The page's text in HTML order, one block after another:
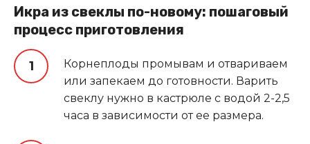
Икра из свеклы по-новому: пошаговый
процесс приготовления
Корнеплоды промывам и отвариваем
или запекаем до готовности. Варить
свеклу нужно в кастрюле с водой 2-2,5
часа в зависимости от ее размера.